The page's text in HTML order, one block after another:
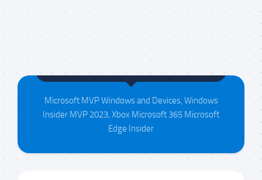
Maison da Silva
Microsoft MVP Windows and Devices, Windows
Insider MVP 2023, Xbox Microsoft 365 Microsoft
Edge Insider